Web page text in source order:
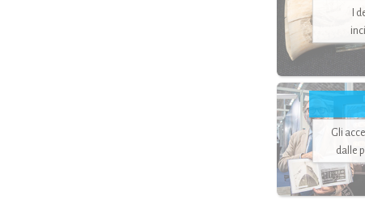
I
Gli
dalle